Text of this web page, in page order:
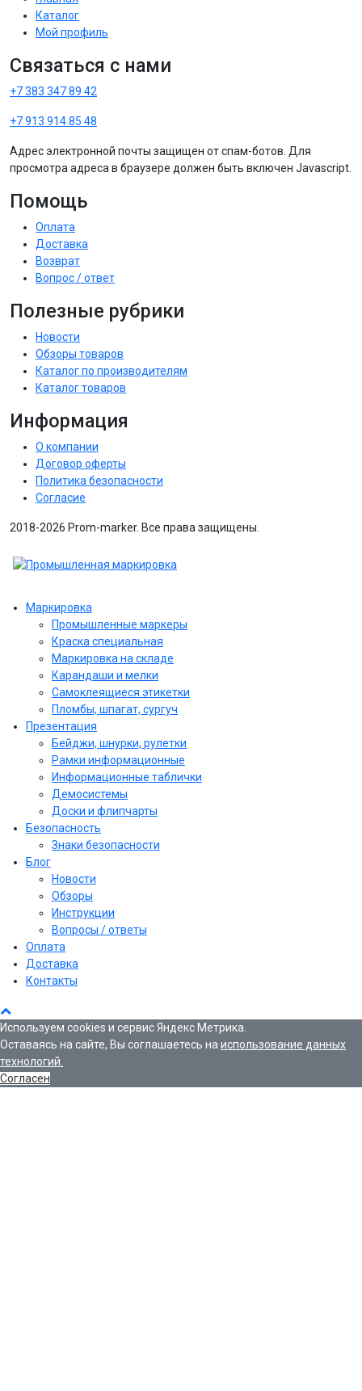
Каталог
Мой профиль
Связаться с нами
+7 383 347 89 42
+7 913 914 85 48
Адрес электронной почты защищен от спам-ботов. Для
просмотра адреса в браузере должен быть включен Javascript.
Помощь
Оплата
Доставка
Возврат
Вопрос / ответ
Полезные рубрики
Новости
Обзоры товаров
Каталог по производителям
Каталог товаров
Информация
О компании
Договор оферты
Политика безопасности
Согласие
2018-2026 Prom-marker. Все права защищены.
Маркировка
Промышленные маркеры
Краска специальная
Маркировка на складе
Карандаши и мелки
Самоклеящиеся этикетки
Пломбы, шпагат, сургуч
Презентация
Бейджи, шнурки, рулетки
Рамки информационные
Информационные таблички
Демосистемы
Доски и флипчарты
Безопасность
Знаки безопасности
Блог
Новости
Обзоры
Инструкции
Вопросы / ответы
Оплата
Доставка
Контакты
Используем cookies и сервис Яндекс Метрика.
Оставаясь на сайте, Вы соглашаетесь на использование данных
технологий.
Согласен